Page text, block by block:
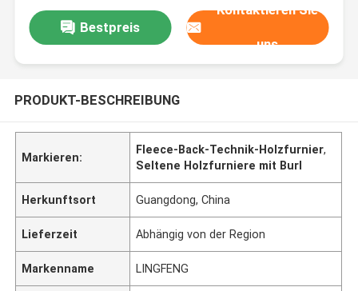
Bestpreis
Kontaktieren Sie
uns
PRODUKT-BESCHREIBUNG
Markieren:
Fleece-Back-Technik-Holzfurnier,
Seltene Holzfurniere mit Burl
Herkunftsort Guangdong, China
Lieferzeit Abhängig von der Region
Markenname LINGFENG